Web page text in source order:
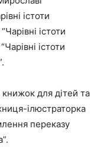
істоти
істоти
істоти
для дітей та
ілюстраторка
переказу